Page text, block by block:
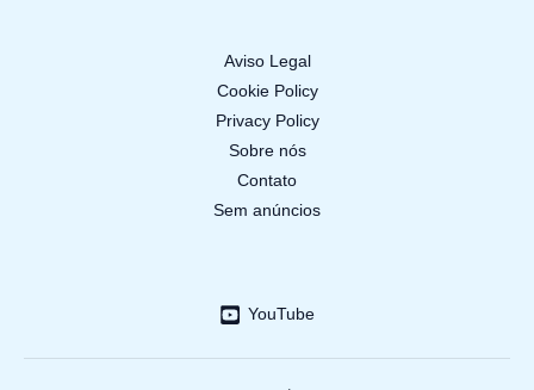
Aviso Legal
Cookie Policy
Privacy Policy
Sobre nós
Contato
Sem anúncios
YouTube